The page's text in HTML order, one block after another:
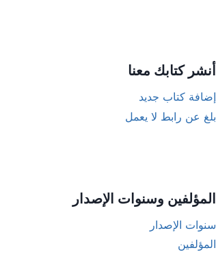
أنشر كتابك معنا
إضافة كتاب جديد
بلغ عن رابط لا يعمل
المؤلفين وسنوات الإصدار
سنوات الإصدار
المؤلفين